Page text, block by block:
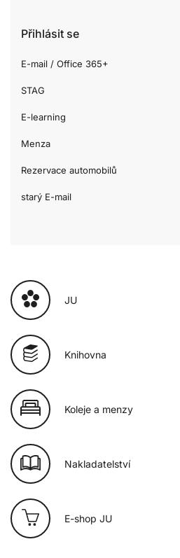
Přihlásit se
E-mail / Office 365+
STAG
E-learning
Menza
Rezervace automobilů
starý E-mail
JU
Knihovna
Koleje a menzy
Nakladatelství
E-shop JU